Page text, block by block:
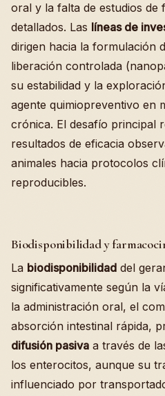
oral y la falta de estudios de
detallados. Las líneas de
dirigen hacia la formulación
liberación controlada
su estabilidad y la
agente quimiopreventivo en
crónica. El desafío principal
resultados de eficacia
animales hacia protocolos
reproducibles.
Biodisponibilidad y
La biodisponibilidad del
significativamente según la
la administración oral, el
absorción intestinal rápida,
difusión pasiva a través de
los enterocitos, aunque su
influenciado por